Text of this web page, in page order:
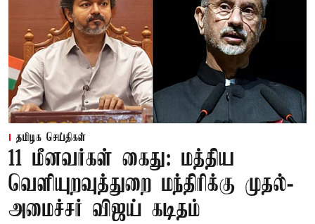
தமிழக செய்திகள்
11 மீனவர்கள் கைது: மத்திய
வெளியுறவுத்துறை மந்திரிக்கு முதல்-
அமைச்சர் விஜய் கடிதம்